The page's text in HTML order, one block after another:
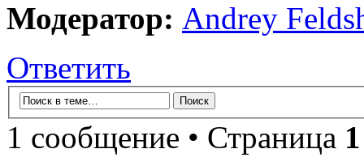
Модератор: Andrey
Ответить
1 сообщение • Страница 1